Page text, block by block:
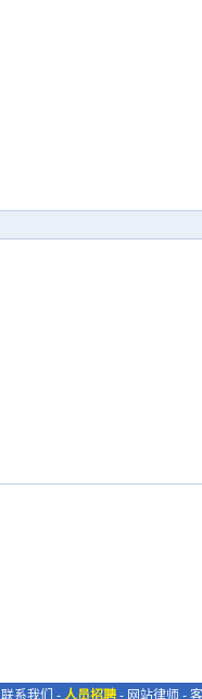
联系我们 - 人员招聘 - 网站律师 -